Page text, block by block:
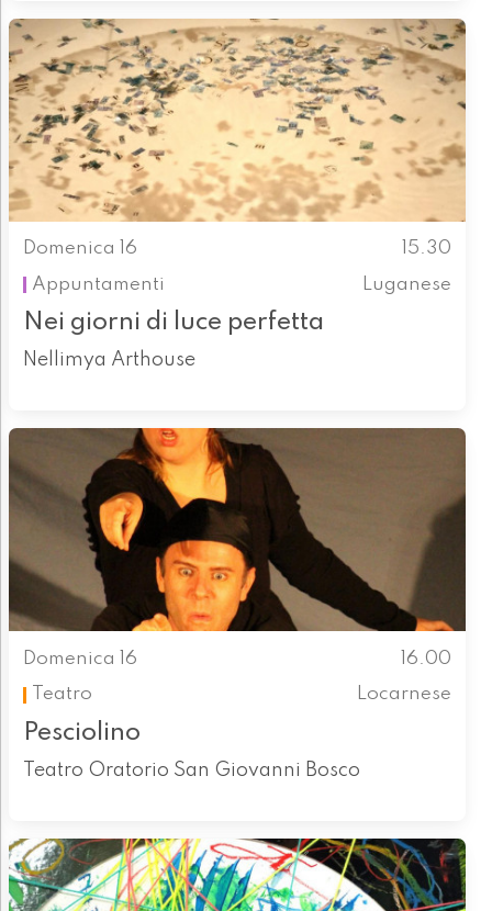
Domenica 16
15.30
Appuntamenti
Luganese
Nei giorni di luce perfetta
Nellimya Arthouse
Domenica 16
16.00
Teatro
Locarnese
Pesciolino
Teatro Oratorio San Giovanni Bosco